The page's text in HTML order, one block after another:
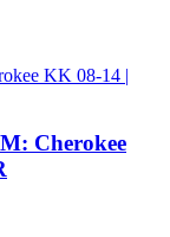
Cherokee